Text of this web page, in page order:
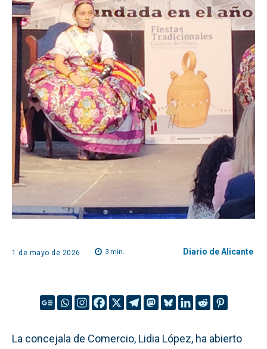
1 de mayo de 2026 3min. Diario de Alicante
La concejala de Comercio, Lidia López, ha abierto